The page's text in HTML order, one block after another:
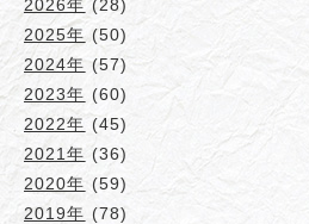
2026年 (28)
2025年 (50)
2024年 (57)
2023年 (60)
2022年 (45)
2021年 (36)
2020年 (59)
2019年 (78)